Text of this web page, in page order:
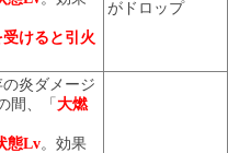
けると引火
がドロップ
の炎ダメージ
間、「大燃
態Lv。効果